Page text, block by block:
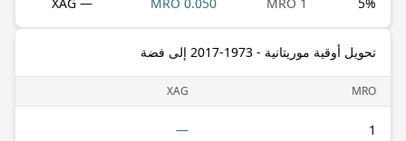
تحويل أوقية موريتانية - 1973-2017 إلى فضة
MRO
XAG
1
—